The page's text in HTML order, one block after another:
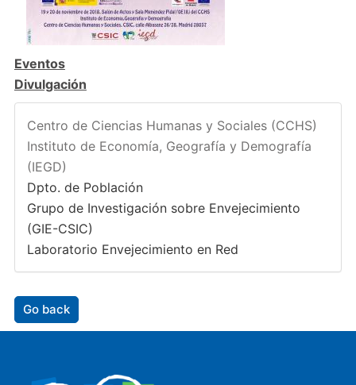
Eventos
Divulgación
Centro de Ciencias Humanas y Sociales (CCHS)
Instituto de Economía, Geografía y Demografía
(IEGD)
Dpto. de Población
Grupo de Investigación sobre Envejecimiento
(GIE-CSIC)
Laboratorio Envejecimiento en Red
Go back